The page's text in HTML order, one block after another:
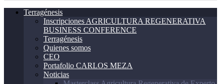
Terragénesis
Inscripciones AGRICULTURA REGENERATIVA
BUSINESS CONFERENCE
Terragénesis
Quienes somos
CEO
Portafolio CARLOS MEZA
Noticias